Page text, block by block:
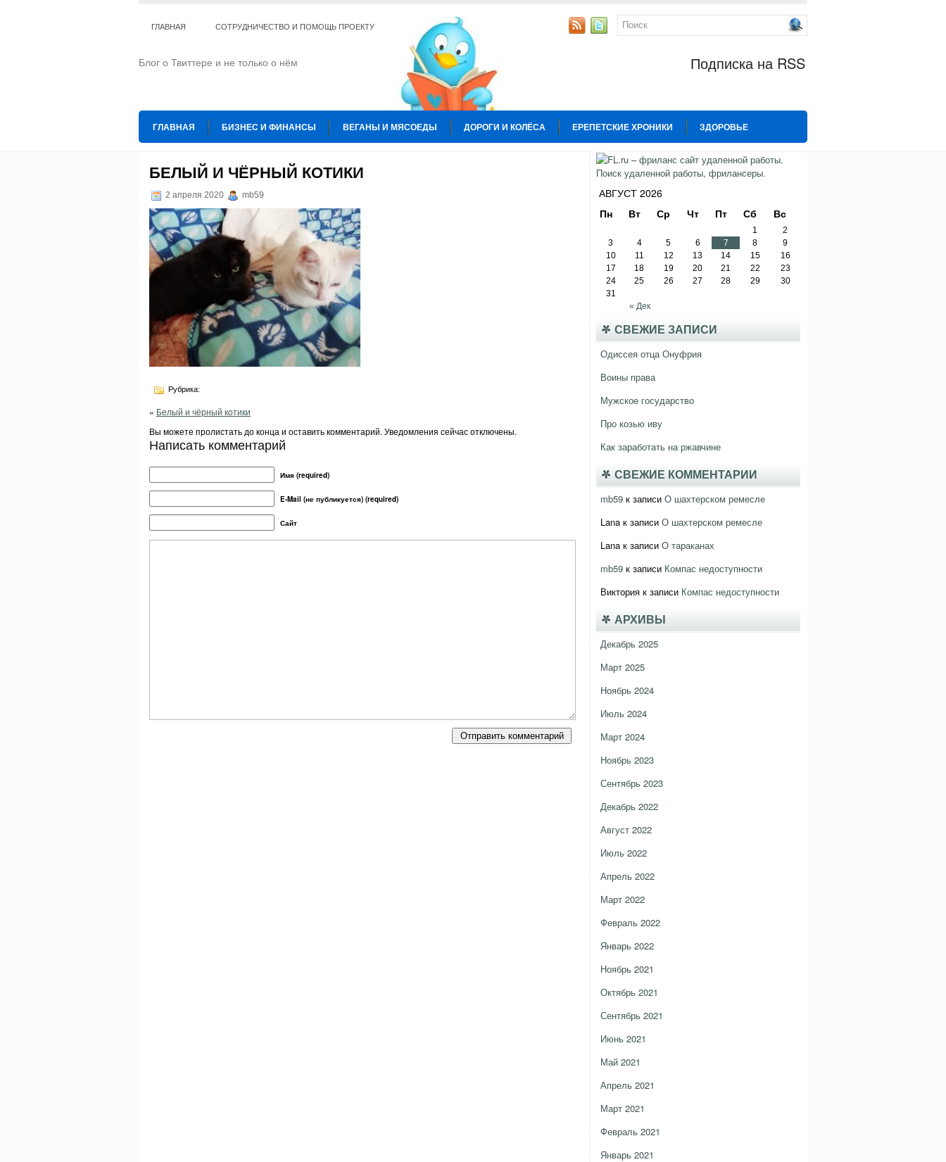
ГЛАВНАЯ СОТРУДНИЧЕСТВО И ПОМОЩЬ ПРОЕКТУ
Блог о Твиттере и не только о нём Подписка на RSS
ГЛАВНАЯ БИЗНЕС И ФИНАНСЫ ВЕГАНЫ И МЯСОЕДЫ ДОРОГИ И КОЛЁСА ЕРЕПЕТСКИЕ ХРОНИКИ ЗДОРОВЬЕ
ОТНОШЕНИЯ СПОРТ ТВИТТЕР
ТЕ КОГО ПРИРУЧИЛИ
БЕЛЫЙ И ЧЁРНЫЙ КОТИКИ
2 апреля 2020 mb59
Рубрика:
« Белый и чёрный котики
Вы можете пролистать до конца и оставить комментарий. Уведомления сейчас отключены.
Написать комментарий
Имя (required)
E-Mail (не публикуется) (required)
Сайт
АВГУСТ 2026
Пн
Вт Ср Чт Пт Сб Вс
« Дек
1
2
3
4 5 6 7 8
9
10
11 12 13 14 15
16
17
18 19 20 21 22
23
24
25 26 27 28 29
30
31
СВЕЖИЕ ЗАПИСИ
Одиссея отца Онуфрия
Воины права
Мужское государство
Про козью иву
Как заработать на ржавчине
СВЕЖИЕ КОММЕНТАРИИ
mb59 к записи О шахтерском ремесле
Lana к записи О шахтерском ремесле
Lana к записи О тараканах
mb59 к записи Компас недоступности
Виктория к записи Компас недоступности
АРХИВЫ
Декабрь 2025
Март 2025
Ноябрь 2024
Июль 2024
Март 2024
Ноябрь 2023
Сентябрь 2023
Декабрь 2022
Август 2022
Июль 2022
Апрель 2022
Март 2022
Февраль 2022
Январь 2022
Ноябрь 2021
Октябрь 2021
Сентябрь 2021
Июнь 2021
Май 2021
Апрель 2021
Март 2021
Февраль 2021
Январь 2021